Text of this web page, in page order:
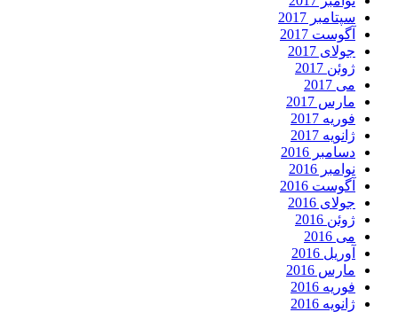
سپتامبر 2017
آگوست 2017
جولای 2017
ژوئن 2017
می 2017
مارس 2017
فوریه 2017
ژانویه 2017
دسامبر 2016
نوامبر 2016
آگوست 2016
جولای 2016
ژوئن 2016
می 2016
آوریل 2016
مارس 2016
فوریه 2016
ژانویه 2016